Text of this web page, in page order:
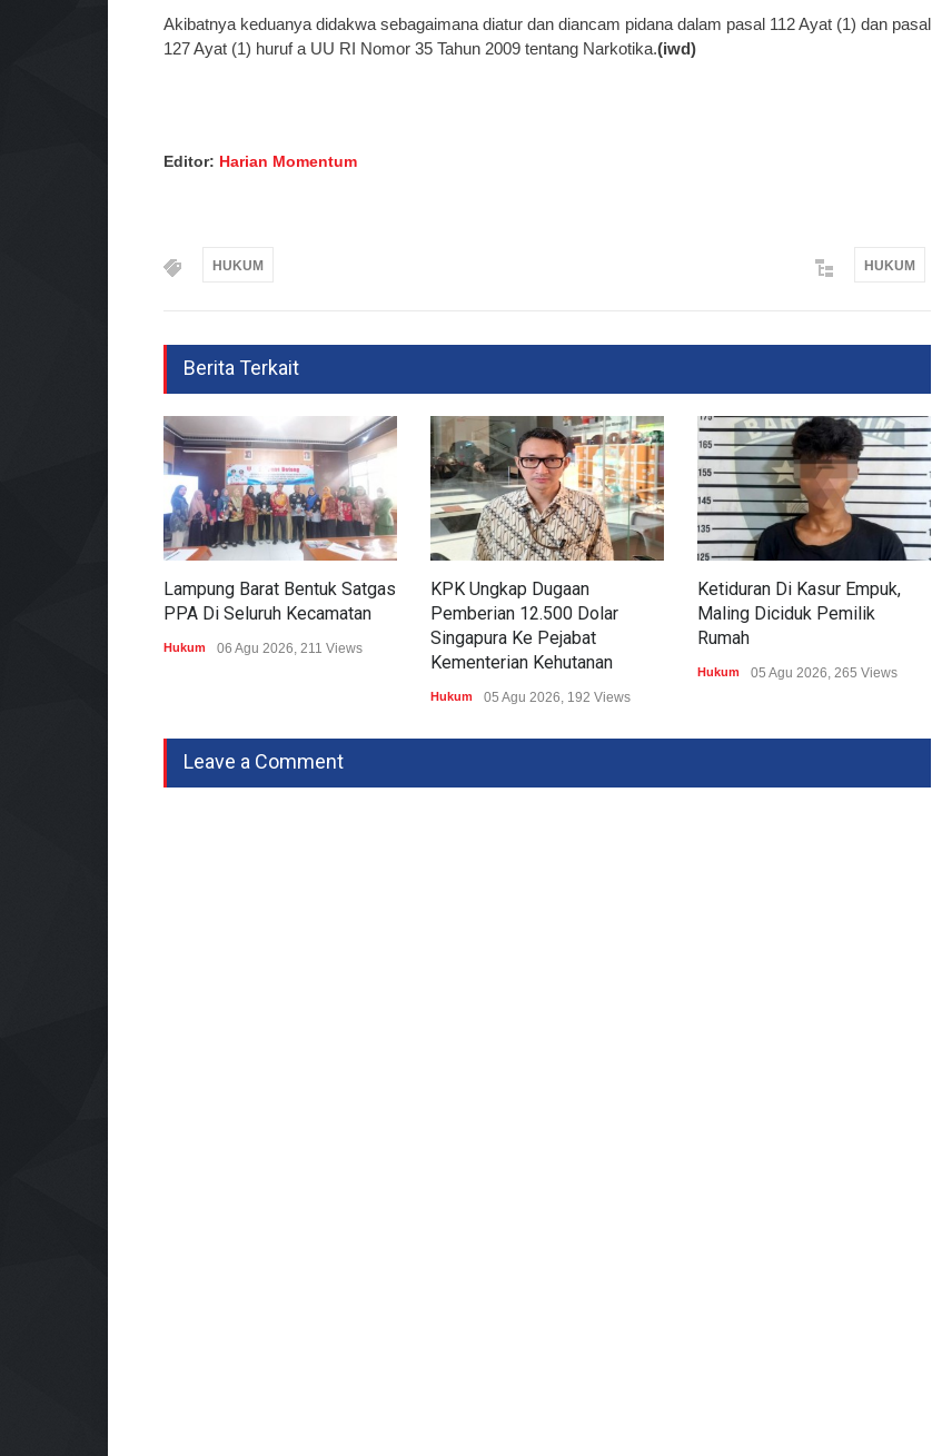
Akibatnya keduanya didakwa sebagaimana diatur dan diancam pidana dalam pasal 112 Ayat (1) dan pasal
127 Ayat (1) huruf a UU RI Nomor 35 Tahun 2009 tentang Narkotika.(iwd)
Editor: Harian Momentum
HUKUM HUKUM
Berita Terkait
Lampung Barat Bentuk Satgas
PPA Di Seluruh Kecamatan
Hukum 06 Agu 2026, 211 Views
KPK Ungkap Dugaan
Pemberian 12.500 Dolar
Singapura Ke Pejabat
Kementerian Kehutanan
Hukum 05 Agu 2026, 192 Views
Ketiduran Di Kasur Empuk,
Maling Diciduk Pemilik
Rumah
Hukum 05 Agu 2026, 265 Views
Leave a Comment